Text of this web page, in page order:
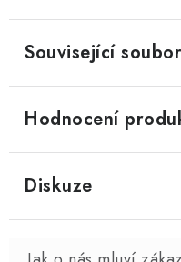
Související
Hodnocení
Diskuze